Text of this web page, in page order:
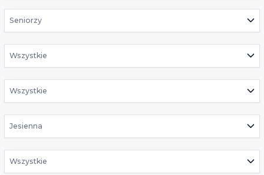
Seniorzy
Wszystkie
Wszystkie
Jesienna
Wszystkie